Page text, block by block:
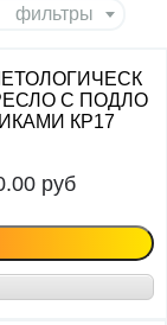
фильтры
С ПОДЛО
КР17
руб